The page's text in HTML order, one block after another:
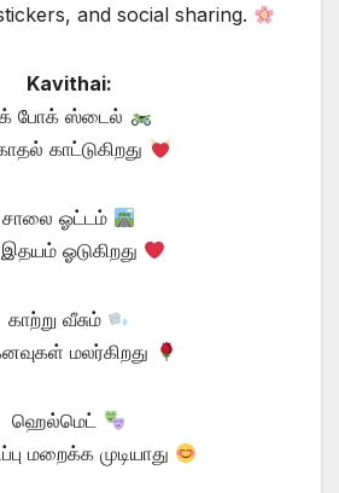
and social sharing.
Kavithai:
போக் ஸ்டைல்
காட்டுகிறது
சாலை ஓட்டம்
ஓடுகிறது
காற்று வீசும்
மலர்கிறது
ஹெல்மெட்
மறைக்க முடியாது